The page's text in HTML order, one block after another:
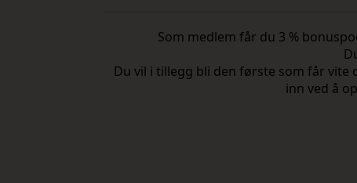
Som medlem får du 3 %
Du vil i tillegg bli den første som får vite
inn ved å